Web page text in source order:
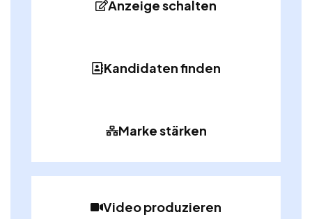
Anzeige schalten
Kandidaten finden
Marke stärken
Video produzieren